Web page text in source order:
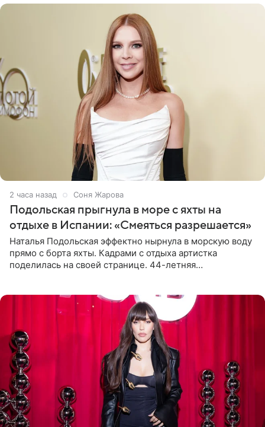
2 часа назад Соня Жарова
Подольская прыгнула в море с яхты на
отдыхе в Испании: «Смеяться разрешается»
Наталья Подольская эффектно нырнула в морскую воду
прямо с борта яхты. Кадрами с отдыха артистка
поделилась на своей странице. 44-летняя